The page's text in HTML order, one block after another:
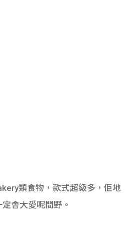
類食物，款式超級多，佢地
會大愛呢間野。